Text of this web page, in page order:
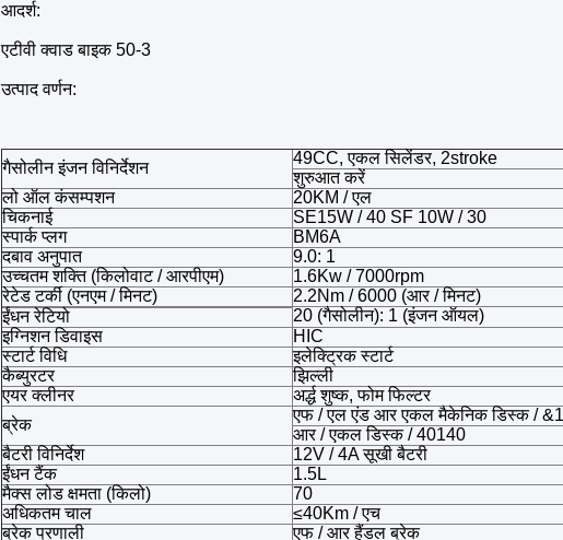
आदर्श:
एटीवी क्वाड बाइक 50-3
उत्पाद वर्णन:
गैसोलीन इंजन विनिर्देशन
49CC, एकल सिलेंडर, 2stroke
शुरुआत करें
लो ऑल कंसम्पशन
20KM / एल
चिकनाई
SE15W / 40 SF 10W / 30
स्पार्क प्लग
BM6A
दबाव अनुपात
9.0: 1
उच्चतम शक्ति (किलोवाट / आरपीएम)
1.6Kw / 7000rpm
रेटेड टर्की (एनएम / मिनट)
2.2Nm / 6000 (आर / मिनट)
20 (गैसोलीन): 1 (इंजन ऑयल)
ईंधन रेटियो
इग्निशन डिवाइस
HIC
स्टार्ट विधि
इलेक्ट्रिक स्टार्ट
कैब्युरटर
झिल्ली
एयर क्लीनर
अर्द्ध शुष्क, फोम फिल्टर
ब्रेक
एफ / एल एंड आर एकल मैकेनिक डिस्क /
आर / एकल डिस्क / 40140
बैटरी विनिर्देश
12V / 4A सूखी बैटरी
ईंधन टैंक
1.5L
मैक्स लोड क्षमता (किलो)
70
अधिकतम चाल
≤40Km / एच
ब्रेक प्रणाली
एफ / आर हैंडल ब्रेक